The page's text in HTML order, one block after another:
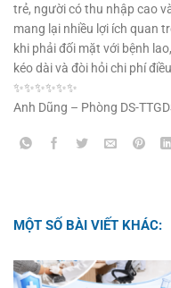
trẻ, người có thu nhập cao
mang lại nhiều lợi ích quan
khi phải đối mặt với bệnh
kéo dài và đòi hỏi chi phí
✨✨✨✨✨✨
Anh Dũng – Phòng DS-
MỘT SỐ BÀI VIẾT KHÁC: